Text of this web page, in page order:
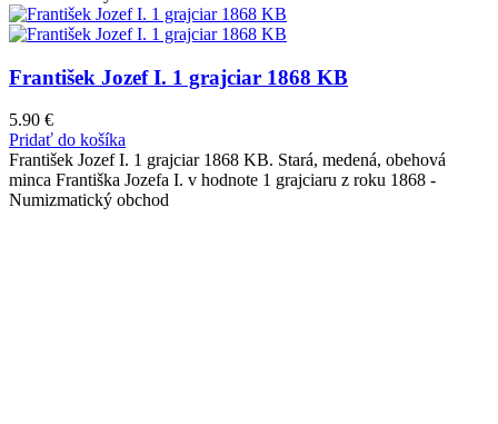
František Jozef I. 1 grajciar 1868 KB
5.90 €
Pridať do košíka
František Jozef I. 1 grajciar 1868 KB. Stará, medená, obehová
minca Františka Jozefa I. v hodnote 1 grajciaru z roku 1868 -
Numizmatický obchod